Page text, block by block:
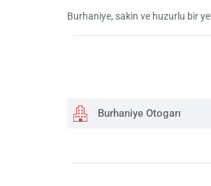
Burhaniye, sakin ve huzurlu bir
Burhaniye Otogarı